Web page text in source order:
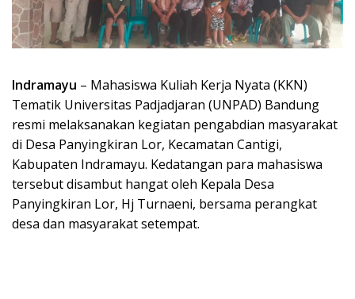
Indramayu – Mahasiswa Kuliah Kerja Nyata (KKN)
Tematik Universitas Padjadjaran (UNPAD) Bandung
resmi melaksanakan kegiatan pengabdian masyarakat
di Desa Panyingkiran Lor, Kecamatan Cantigi,
Kabupaten Indramayu. Kedatangan para mahasiswa
tersebut disambut hangat oleh Kepala Desa
Panyingkiran Lor, Hj Turnaeni, bersama perangkat
desa dan masyarakat setempat.